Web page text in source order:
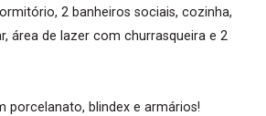
2 banheiros sociais, cozinha,
área de lazer com churrasqueira e 2
porcelanato, blindex e armários!